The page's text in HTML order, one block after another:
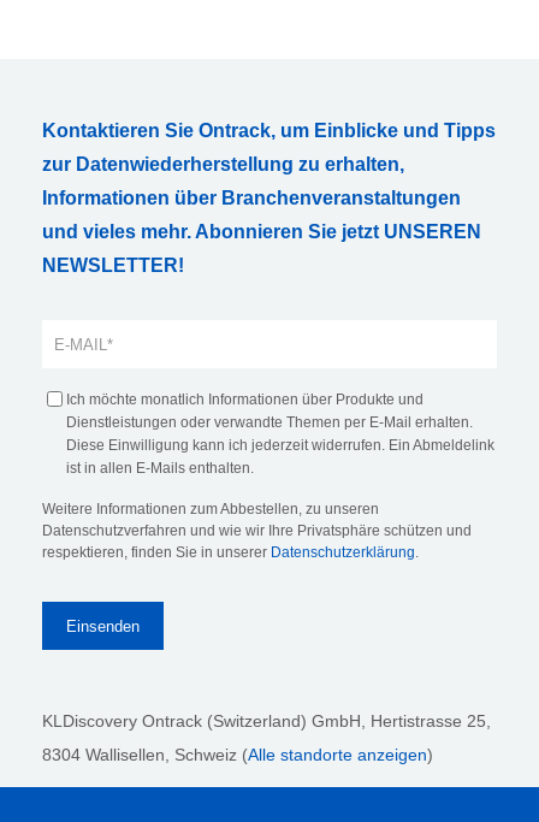
Kontaktieren Sie Ontrack, um Einblicke und Tipps
zur Datenwiederherstellung zu erhalten,
Informationen über Branchenveranstaltungen
und vieles mehr. Abonnieren Sie jetzt UNSEREN
NEWSLETTER!
Ich möchte monatlich Informationen über Produkte und
Dienstleistungen oder verwandte Themen per E-Mail erhalten.
Diese Einwilligung kann ich jederzeit widerrufen. Ein Abmeldelink
ist in allen E-Mails enthalten.
Weitere Informationen zum Abbestellen, zu unseren
Datenschutzverfahren und wie wir Ihre Privatsphäre schützen und
respektieren, finden Sie in unserer Datenschutzerklärung.
KLDiscovery Ontrack (Switzerland) GmbH, Hertistrasse 25,
8304 Wallisellen, Schweiz (Alle standorte anzeigen)